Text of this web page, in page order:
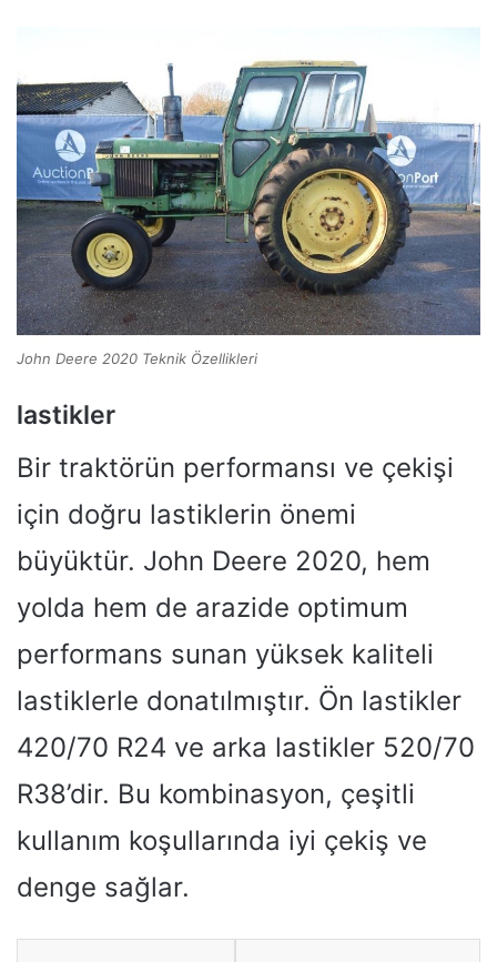
John Deere 2020 Teknik Özellikleri
lastikler
Bir traktörün performansı ve çekişi
için doğru lastiklerin önemi
büyüktür. John Deere 2020, hem
yolda hem de arazide optimum
performans sunan yüksek kaliteli
lastiklerle donatılmıştır. Ön lastikler
420/70 R24 ve arka lastikler 520/70
R38’dir. Bu kombinasyon, çeşitli
kullanım koşullarında iyi çekiş ve
denge sağlar.